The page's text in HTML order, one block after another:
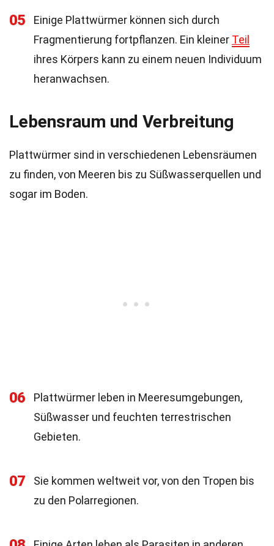
05
Einige Plattwürmer können sich durch
Fragmentierung fortpflanzen. Ein kleiner Teil
ihres Körpers kann zu einem neuen Individuum
heranwachsen.
Lebensraum und Verbreitung
Plattwürmer sind in verschiedenen Lebensräumen
zu finden, von Meeren bis zu Süßwasserquellen und
sogar im Boden.
06
Plattwürmer leben in Meeresumgebungen,
Süßwasser und feuchten terrestrischen
Gebieten.
07
Sie kommen weltweit vor, von den Tropen bis
zu den Polarregionen.